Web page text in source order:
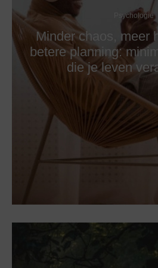
Psychologie
Minder chaos, meer
betere planning:
die je leven